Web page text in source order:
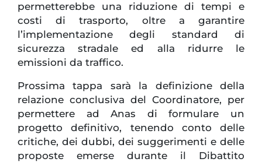
permetterebbe una riduzione di tempi e
costi di trasporto, oltre a garantire
l’implementazione degli standard di
sicurezza stradale ed alla ridurre le
emissioni da traffico.
Prossima tappa sarà la definizione della
relazione conclusiva del Coordinatore, per
permettere ad Anas di formulare un
progetto definitivo, tenendo conto delle
critiche, dei dubbi, dei suggerimenti e delle
proposte emerse durante il Dibattito